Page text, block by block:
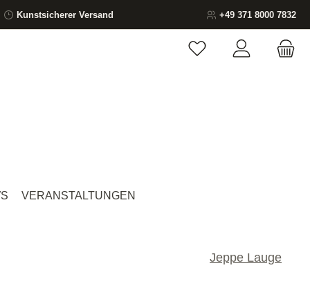
Kunstsicherer Versand +49 371 8000 7832
Du hast 0 Produkte
VERANSTALTUNGEN
Jeppe Lauge